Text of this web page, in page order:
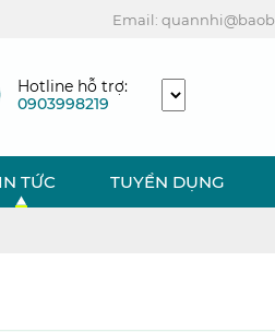
Email:
Hotline hỗ trợ:
0903998219
TỨC TUYỂN DỤNG